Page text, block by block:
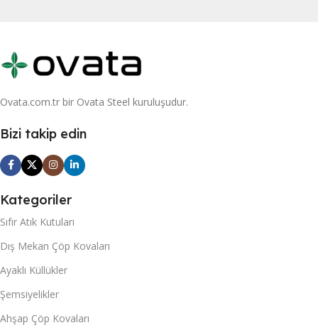
Ovata.com.tr bir Ovata Steel kuruluşudur.
Bizi takip edin
Kategoriler
Sıfır Atık Kutuları
Dış Mekan Çöp Kovaları
Ayaklı Küllükler
Şemsiyelikler
Ahşap Çöp Kovaları